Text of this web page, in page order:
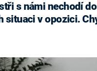
s námi nechodí
situaci v opozici.